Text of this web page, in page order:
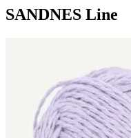
SANDNES Line